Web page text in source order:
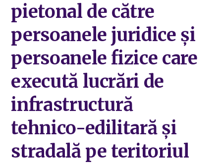
pietonal de către
persoanele juridice şi
persoanele fizice care
execută lucrări de
infrastructură
tehnico-edilitară și
stradală pe teritoriul